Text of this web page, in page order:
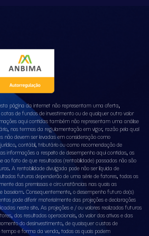
página da internet não representam uma oferta,
de fundos de investimento ou de qualquer outro valor
aqui contidas também não representam uma análise
nos termos da regulamentação em vigor, razão pela qual
não devem ser levadas em consideração como
contábil, tributário ou como recomendação de
informações a respeito de desempenho aqui contidas, os
ao fato de que resultados (rentabilidade) passados não são
A rentabilidade divulgada pode não ser líquida de
futuros dependerão de uma série de fatores, todos os
das premissas e circunstâncias nas quais as
baseiam. Consequentemente, o desempenho futuro do(s)
pode diferir materialmente das projeções e declarações
neste site. As projeções e / ou valores realizados futuros
dos resultados operacionais, do valor dos ativos e das
do desinvestimento, de quaisquer custos de
e forma da venda, todos os quais podem